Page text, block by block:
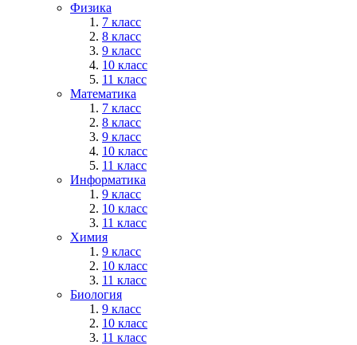
Физика
7 класс
8 класс
9 класс
10 класс
11 класс
Математика
7 класс
8 класс
9 класс
10 класс
11 класс
Информатика
9 класс
10 класс
11 класс
Химия
9 класс
10 класс
11 класс
Биология
9 класс
10 класс
11 класс